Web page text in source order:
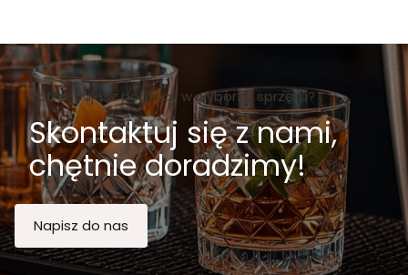
Potrzebujesz pomocy w wyborze sprzętu?
Skontaktuj się z nami,
chętnie doradzimy!
Napisz do nas